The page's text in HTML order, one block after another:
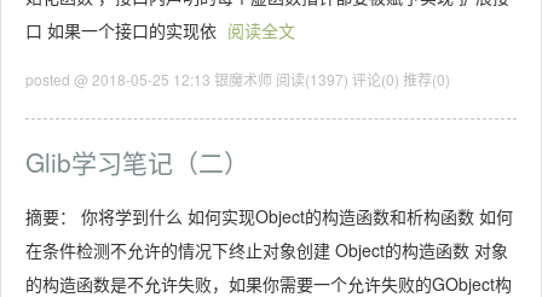
口 如果一个接口的实现依 阅读全文
posted @ 2018-05-25 12:13 银魔术师 阅读(1397) 评论(0) 推荐(0)
Glib学习笔记（二）
摘要： 你将学到什么 如何实现Object的构造函数和析构函数 如何
在条件检测不允许的情况下终止对象创建 Object的构造函数 对象
的构造函数是不允许失败，如果你需要一个允许失败的GObject构